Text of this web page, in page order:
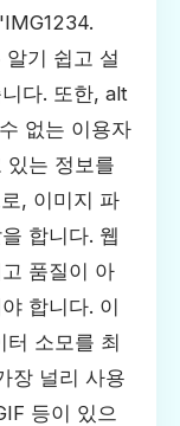
기 쉽고 설
다. 또한, alt
없는 이용자
있는 정보를
, 이미지 파
합니다. 웹
품질이 아
합니다. 이
터 소모를 최
장 널리 사용
등이 있으